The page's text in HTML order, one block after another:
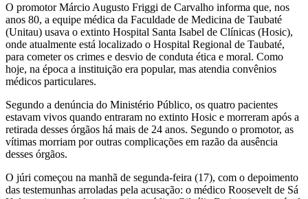
O promotor Márcio Augusto Friggi de Carvalho informa que, nos
anos 80, a equipe médica da Faculdade de Medicina de Taubaté
(Unitau) usava o extinto Hospital Santa Isabel de Clínicas (Hosic),
onde atualmente está localizado o Hospital Regional de Taubaté,
para cometer os crimes e desvio de conduta ética e moral. Como
hoje, na época a instituição era popular, mas atendia convênios
médicos particulares.
Segundo a denúncia do Ministério Público, os quatro pacientes
estavam vivos quando entraram no extinto Hosic e morreram após a
retirada desses órgãos há mais de 24 anos. Segundo o promotor, as
vítimas morriam por outras complicações em razão da ausência
desses órgãos.
O júri começou na manhã de segunda-feira (17), com o depoimento
das testemunhas arroladas pela acusação: o médico Roosevelt de Sá